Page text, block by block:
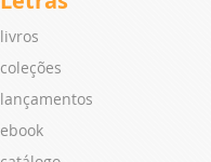
livros
coleções
lançamentos
ebook